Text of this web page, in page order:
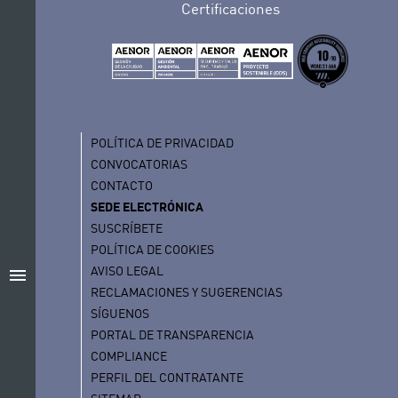
menu
Certificaciones
POLÍTICA DE PRIVACIDAD
CONVOCATORIAS
CONTACTO
SEDE ELECTRÓNICA
SUSCRÍBETE
POLÍTICA DE COOKIES
AVISO LEGAL
RECLAMACIONES Y SUGERENCIAS
SÍGUENOS
PORTAL DE TRANSPARENCIA
COMPLIANCE
PERFIL DEL CONTRATANTE